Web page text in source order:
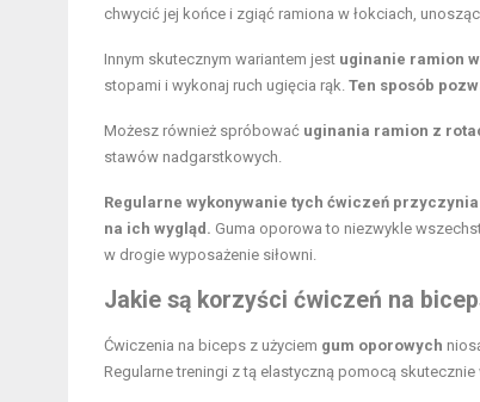
chwycić jej końce i zgiąć ramiona w łokciach,
Innym skutecznym wariantem jest uginanie ramion
stopami i wykonaj ruch ugięcia rąk. Ten sposób
Możesz również spróbować uginania ramion z
stawów nadgarstkowych.
Regularne wykonywanie tych ćwiczeń
na ich wygląd. Guma oporowa to niezwykle
w drogie wyposażenie siłowni.
Jakie są korzyści ćwiczeń na
Ćwiczenia na biceps z użyciem gum oporowych
Regularne treningi z tą elastyczną pomocą